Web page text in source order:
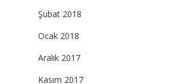
Şubat 2018
Ocak 2018
Aralık 2017
Kasım 2017